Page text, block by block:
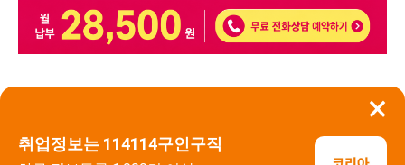
×
취업정보는 114114구인구직